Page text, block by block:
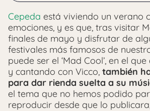
Cepeda está viviendo un verano
emociones, y es que, tras visitar
finales de mayo y disfrutar de
festivales más famosos de
puede ser el ‘Mad Cool’, en el
y cantando con Vicco, también
para dar rienda suelta a su
el tema que no hemos podido
reproducir desde que lo publicara,